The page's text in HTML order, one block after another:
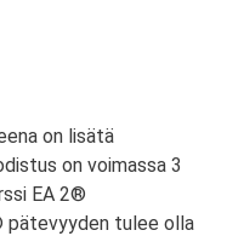
on lisätä
on voimassa 3
EA 2®
pätevyyden tulee olla